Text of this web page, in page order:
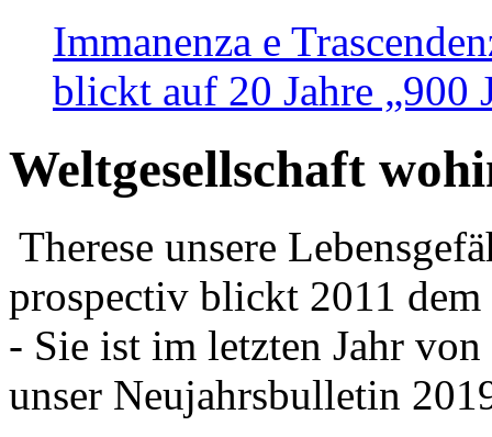
Immanenza e
blickt auf 20 Jahre „900
Weltgesellschaft
Therese unsere
prospectiv blickt 2011
- Sie ist im letzten Jahr
unser Neujahrsbulletin